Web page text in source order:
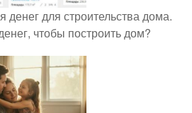
денег для строительства дома.
чтобы построить дом?